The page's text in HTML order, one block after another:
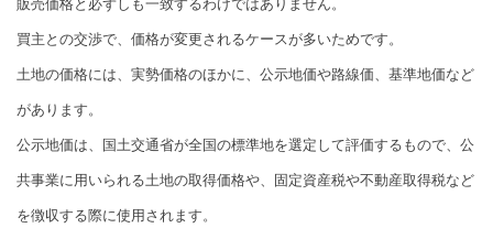
販売価格と必ずしも一致するわけではありません。
買主との交渉で、価格が変更されるケースが多いためです。
土地の価格には、実勢価格のほかに、公示地価や路線価、基準地価など
があります。
公示地価は、国土交通省が全国の標準地を選定して評価するもので、公
共事業に用いられる土地の取得価格や、固定資産税や不動産取得税など
を徴収する際に使用されます。